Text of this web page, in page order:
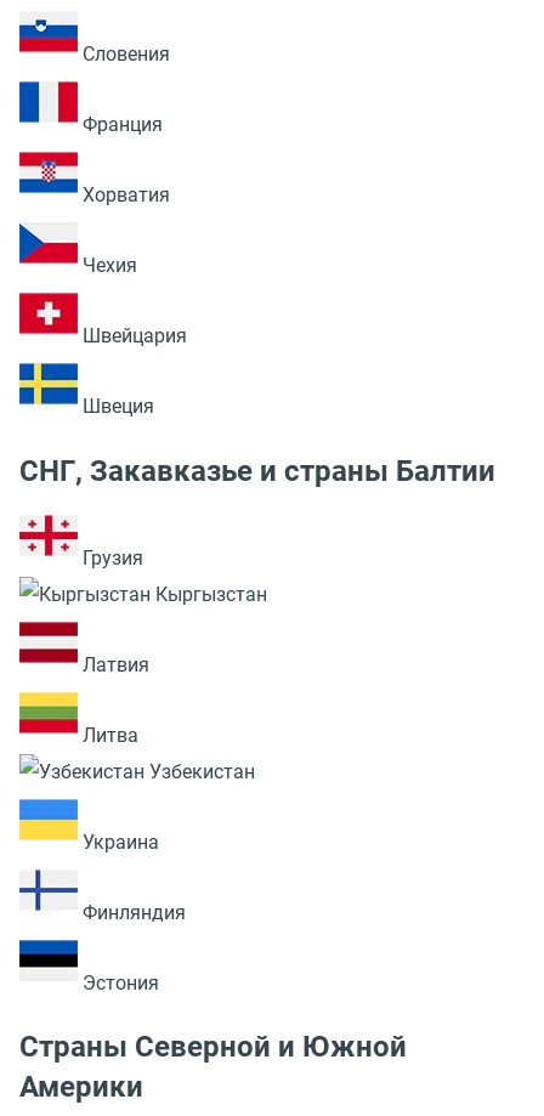
Словения
Франция
Хорватия
Чехия
Швейцария
Швеция
СНГ, Закавказье и страны Балтии
Грузия
Кыргызстан
Латвия
Литва
Узбекистан
Украина
Финляндия
Эстония
Страны Северной и Южной
Америки